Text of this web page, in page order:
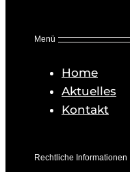
Menü
Home
Aktuelles
Kontakt
Rechtliche Informationen